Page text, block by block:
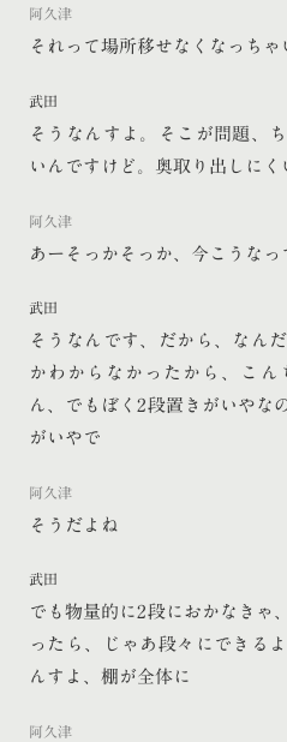
阿久津
それって場所移せなくなっちゃ
武田
そうなんすよ。そこが問題、
いんですけど。奥取り出しにく
阿久津
あーそっかそっか、今こうな
武田
そうなんです、だから、なん
かわからなかったから、こん
ん、でもぼく2段置きがいやな
がいやで
阿久津
そうだよね
武田
でも物量的に2段におかなきゃ
ったら、じゃあ段々にできる
んすよ、棚が全体に
阿久津